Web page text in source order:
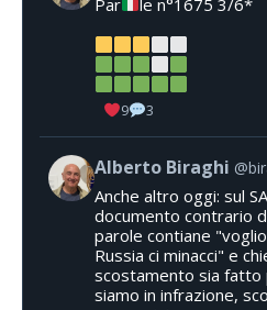
Par le n°1675 3/6*
9 3
Alberto Biraghi
Anche altro oggi: sul
documento contrario
parole contiane
Russia ci minacci" e
scostamento sia fatto
siamo in infrazione,